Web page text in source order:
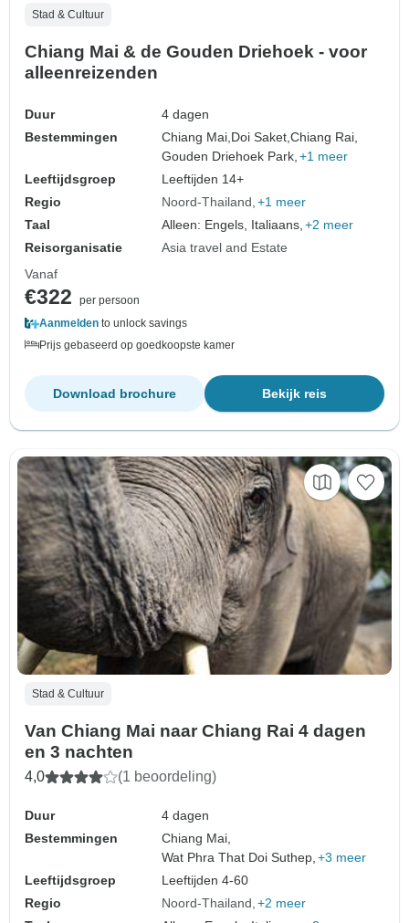
Stad & Cultuur
Chiang Mai & de Gouden Driehoek - voor
alleenreizenden
Duur
4 dagen
Bestemmingen
Chiang Mai,Doi Saket,Chiang Rai,
Gouden Driehoek Park, +1 meer
Leeftijdsgroep
Leeftijden 14+
Regio
Noord-Thailand +1 meer
Taal
Alleen: Engels, Italiaans, +2 meer
Reisorganisatie
Asia travel and Estate
Vanaf
€322
per persoon
Aanmelden to unlock savings
Prijs gebaseerd op goedkoopste kamer
Bekijk reis
Download brochure
Stad & Cultuur
Van Chiang Mai naar Chiang Rai 4 dagen
en 3 nachten
4,0 (1 beoordeling)
Duur
4 dagen
Bestemmingen
Chiang Mai,
Wat Phra That Doi Suthep, +3 meer
Leeftijdsgroep
Leeftijden 4-60
Regio
Noord-Thailand +2 meer